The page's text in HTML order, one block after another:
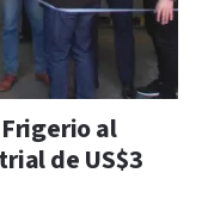
al
de US$3